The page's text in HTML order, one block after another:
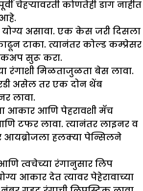
चेहऱ्यावरती कोणतेही डाग नाहीत
असावा. एक केस जरी दिसला
टाका. त्यानंतर कोल्ड कम्प्रेसर
सुरू करा.
रंगाशी मिळताजुळता बेस लावा.
असेल तर एक दोन थेंब
लावा.
आकार आणि पेहरावशी मॅच
टफर लावा. त्यानंतर लाइनर व
आयब्रोजला हलक्या पेन्सिलने
त्वचेच्या रंगानुसार लिप
आकार देत त्यावर पेहेरावाच्या